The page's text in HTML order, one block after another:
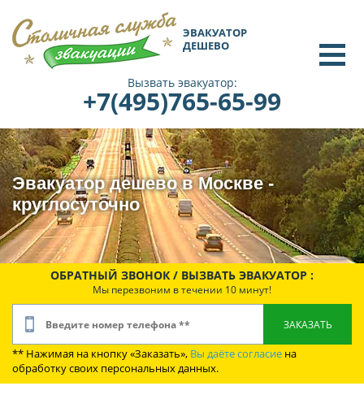
ЭВАКУАТОР
ДЕШЕВО
Вызвать эвакуатор:
+7(495)765-65-99
Эвакуатор дешево в Москве -
круглосуточно
ОБРАТНЫЙ ЗВОНОК / ВЫЗВАТЬ ЭВАКУАТОР :
Мы перезвоним в течении 10 минут!
** Нажимая на кнопку «Заказать», Вы даёте согласие на
обработку своих персональных данных.